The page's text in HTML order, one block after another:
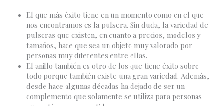
El que más éxito tiene en un momento como en el que
nos encontramos es la pulsera. Sin duda, la variedad de
pulseras que existen, en cuanto a precios, modelos y
tamaños, hace que sea un objeto muy valorado por
personas muy diferentes entre ellas.
El anillo también es otro de los que tiene éxito sobre
todo porque también existe una gran variedad. Además,
desde hace algunas décadas ha dejado de ser un
complemento que solamente se utiliza para personas